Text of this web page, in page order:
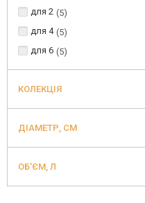
для 2 5
для 4 5
для 6 5
КОЛЕКЦІЯ
ДІАМЕТР, СМ
ОБ'ЄМ, Л